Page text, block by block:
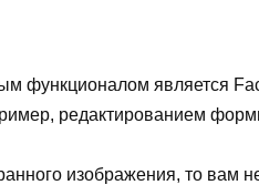
функционалом является
редактированием
изображения, то вам